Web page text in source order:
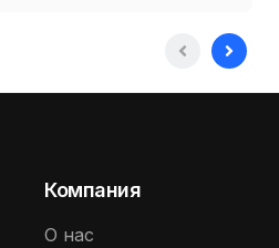
Компания
О нас